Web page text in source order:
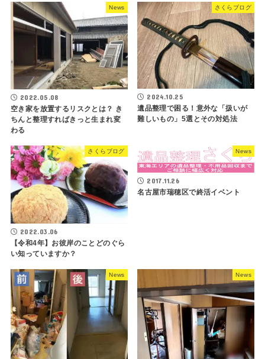
News
2022.05.08
空き家を放置するリスクとは？ き
ちんと整理すればきっと生まれ変
わる
さくらブログ
2024.10.25
遺品整理で困る！意外な「扱いが
難しいもの」5選とその対処法
さくらブログ
2022.03.06
【令和4年】お彼岸のことどのぐら
い知っていますか？
News
2017.11.26
名古屋市瑞穂区で終活イベント
News News